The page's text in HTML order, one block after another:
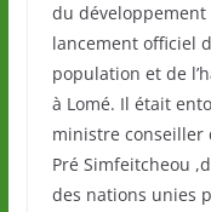
du
lancement officiel
population et de
à Lomé. Il était
ministre
Pré Simfeitcheou
des nations unies